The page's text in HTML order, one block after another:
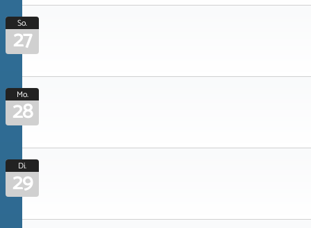
So.
27
Mo.
28
Di.
29